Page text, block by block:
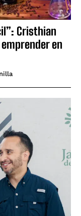
Cristhian
en